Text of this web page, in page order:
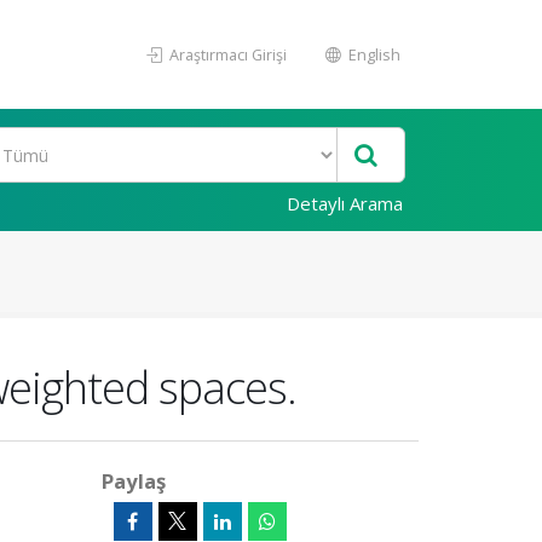
Araştırmacı Girişi English
Detaylı Arama
spaces.
Paylaş